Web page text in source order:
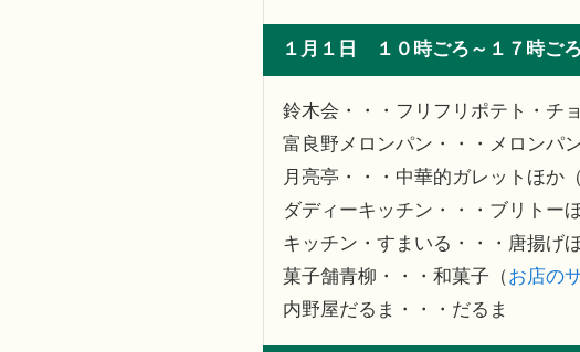
１月１日 １０時ごろ～１７時ごろ
鈴木会・・・フリフリポテト・チ
富良野メロンパン・・・メロンパ
月亮亭・・・中華的ガレットほか（
ダディーキッチン・・・ブリトー
キッチン・すまいる・・・唐揚げ
菓子舗青柳・・・和菓子（お店の
内野屋だるま・・・だるま